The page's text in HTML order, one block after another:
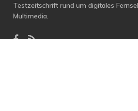
Testzeitschrift rund um digitales
Multimedia.
facebook
RSS